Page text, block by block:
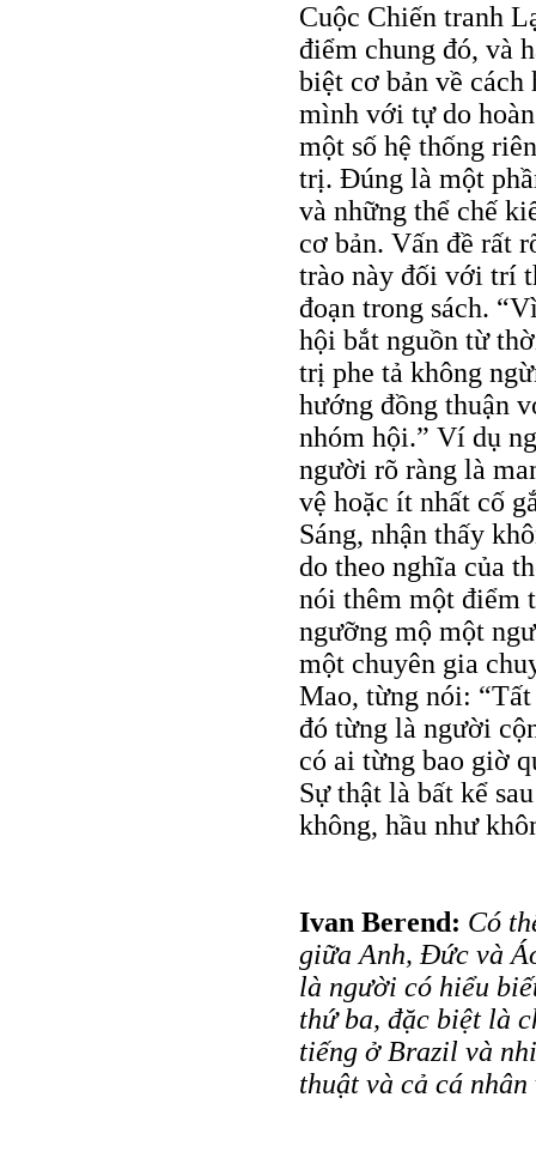
Cuộc Chiến tranh
điểm chung đó, và
biệt cơ bản về cách
mình với tự do
một số hệ thống
trị. Đúng là một
và những thể chế
cơ bản. Vấn đề rất
trào này đối với trí
đoạn trong sách.
hội bắt nguồn từ
trị phe tả không
hướng đồng thuận
nhóm hội.” Ví dụ
người rõ ràng là
vệ hoặc ít nhất cố
Sáng, nhận thấy
do theo nghĩa của
nói thêm một điểm
ngưỡng mộ một
một chuyên gia
Mao, từng nói:
đó từng là người
có ai từng bao giờ
Sự thật là bất kể
không, hầu như
Ivan Berend: Có
giữa Anh, Đức và
là người có hiểu
thứ ba, đặc biệt là
tiếng ở Brazil và
thuật và cả cá